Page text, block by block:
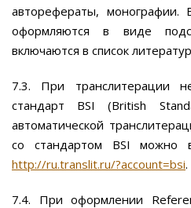
авторефераты, монографии.
оформляются в виде
включаются в список
7.3. При транслитерации
стандарт BSI (British
автоматической
со стандартом BSI можно
http://ru.translit.ru/?account=bsi.
7.4. При оформлении